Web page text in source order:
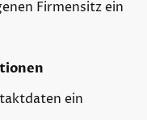
Firmensitz ein
ein